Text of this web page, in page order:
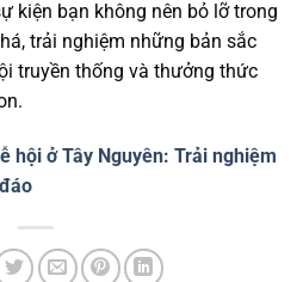
kiện bạn không nên bỏ lỡ trong
trải nghiệm những bản sắc
truyền thống và thưởng thức
hội ở Tây Nguyên: Trải nghiệm